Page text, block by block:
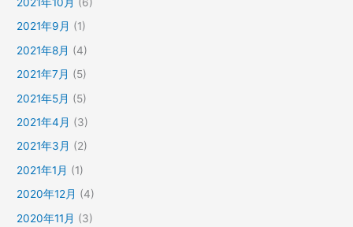
2021年9月 (1)
2021年8月 (4)
2021年7月 (5)
2021年5月 (5)
2021年4月 (3)
2021年3月 (2)
2021年1月 (1)
2020年12月 (4)
2020年11月 (3)